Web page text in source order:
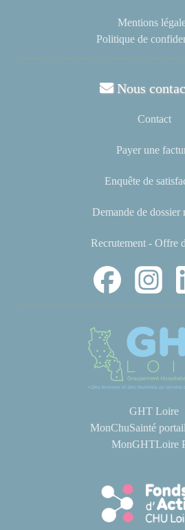
Mentions
Politique de
Nous
Contact
Payer une
Enquête de
Demande de dossier
Recrutement - Offre
GHT Loire
MonChuSainté
MonGHTLoire